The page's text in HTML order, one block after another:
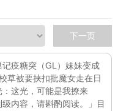
下一页
记疫糖突（GL） 妹妹变成
草被要挟扣批魔女走在日
：这光，可能是我撩来
内容，请斟酌阅读。」目